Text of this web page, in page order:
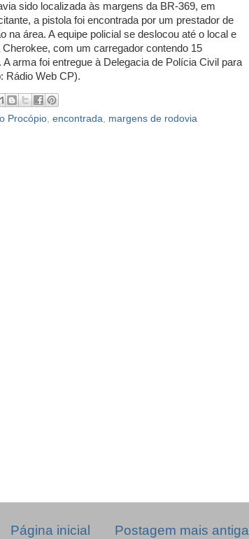
sido localizada às margens da BR-369, em
a pistola foi encontrada por um prestador de
na área. A equipe policial se deslocou até o local e
com um carregador contendo 15
arma foi entregue à Delegacia de Polícia Civil para
Rádio Web CP).
Procópio encontrada margens de rodovia
Postagem mais antiga
Página inicial